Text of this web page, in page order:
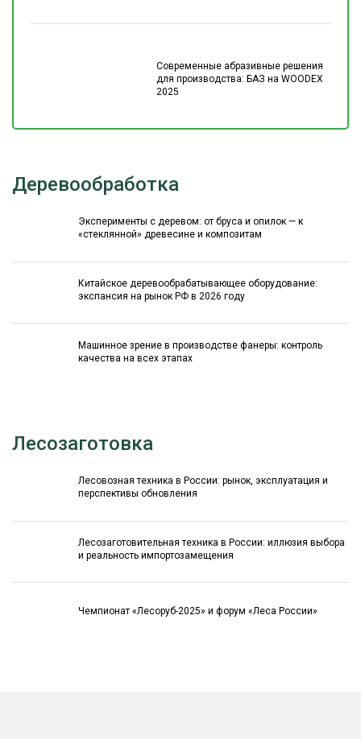
Современные абразивные решения
для производства: БАЗ на WOODEX
2025
Деревообработка
Эксперименты с деревом: от бруса и опилок — к
«стеклянной» древесине и композитам
Китайское деревообрабатывающее оборудование:
экспансия на рынок РФ в 2026 году
Машинное зрение в производстве фанеры: контроль
качества на всех этапах
Лесозаготовка
Лесовозная техника в России: рынок, эксплуатация и
перспективы обновления
Лесозаготовительная техника в России: иллюзия выбора
и реальность импортозамещения
Чемпионат «Лесоруб-2025» и форум «Леса России»